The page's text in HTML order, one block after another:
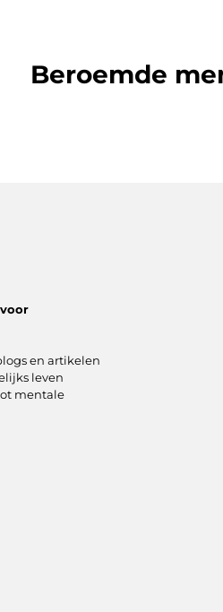
Beroemde
en artikelen
leven
mentale